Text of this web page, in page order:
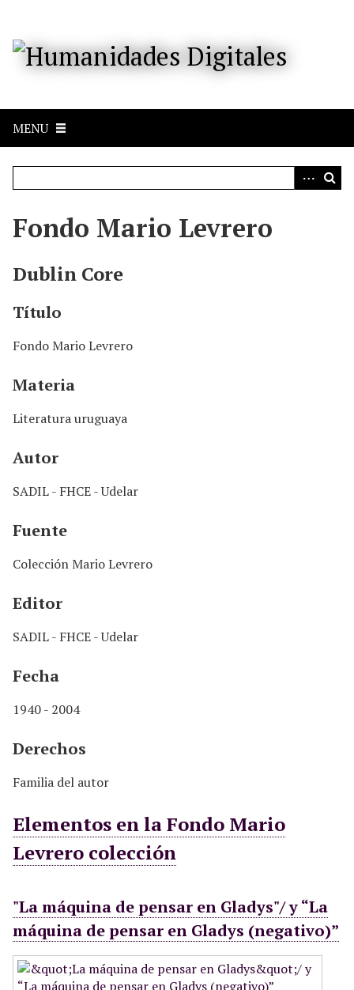
a
c
MENU
Fondo Mario Levrero
Dublin Core
Título
Fondo Mario Levrero
Materia
Literatura uruguaya
Autor
SADIL - FHCE - Udelar
Fuente
Colección Mario Levrero
Editor
SADIL - FHCE - Udelar
Fecha
1940 - 2004
Derechos
Familia del autor
Elementos en la Fondo Mario
Levrero colección
"La máquina de pensar en Gladys"/ y “La
máquina de pensar en Gladys (negativo)”